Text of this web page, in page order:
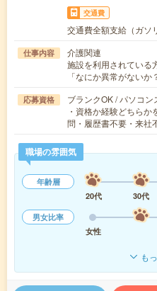
交通費
交通費全額支給（ガソ
仕事内容
介護関連
施設を利用されている
「なにか異常がない
応募資格
ブランクOK / パソコ
・資格か経験どちら
問・履歴書不要・来
職場の雰囲気
年齢層
20代
30代
男女比率
女性
も